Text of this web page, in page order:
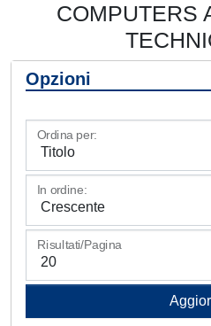
COMPUTERS
Opzioni
Ordina per:
In ordine:
Risultati/Pagina